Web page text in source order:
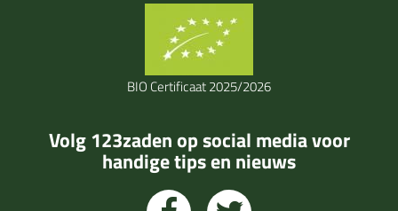
BIO Certificaat 2025/2026
Volg 123zaden op social media voor
handige tips en nieuws